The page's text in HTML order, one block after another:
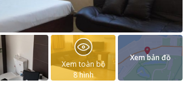
Xem toàn bộ
8hình
Xem bản đồ